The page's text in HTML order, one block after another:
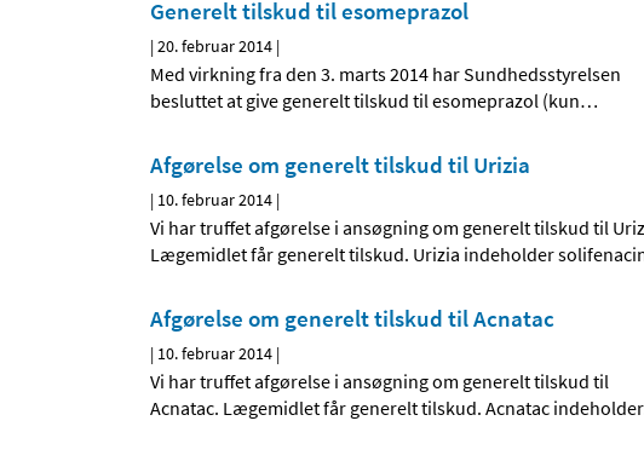
Generelt tilskud til esomeprazol
|20. februar 2014 |
Med virkning fra den 3. marts 2014 har Sundhedsstyrelsen
besluttet at give generelt tilskud til esomeprazol (kun…
Afgørelse om generelt tilskud til Urizia
| 10. februar 2014 |
Vi har truffet afgørelse i ansøgning om generelt tilskud til
Lægemidlet får generelt tilskud. Urizia indeholder
Afgørelse om generelt tilskud til Acnatac
| 10. februar 2014 |
Vi har truffet afgørelse i ansøgning om generelt tilskud til
Acnatac. Lægemidlet får generelt tilskud. Acnatac indeholder